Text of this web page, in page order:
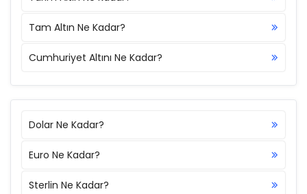
Tam Altın Ne Kadar?
Cumhuriyet Altını Ne Kadar?
Dolar Ne Kadar?
Euro Ne Kadar?
Sterlin Ne Kadar?